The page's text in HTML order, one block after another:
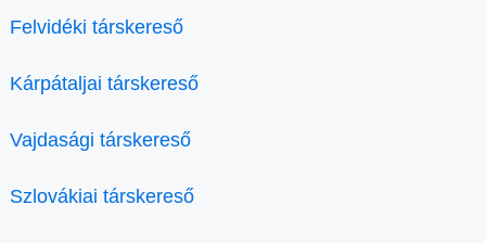
Felvidéki társkereső
Kárpátaljai társkereső
Vajdasági társkereső
Szlovákiai társkereső